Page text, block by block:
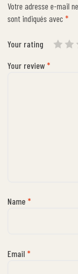
Votre adresse e-mail
sont indiqués avec *
Your rating
Your review*
Name *
Email *